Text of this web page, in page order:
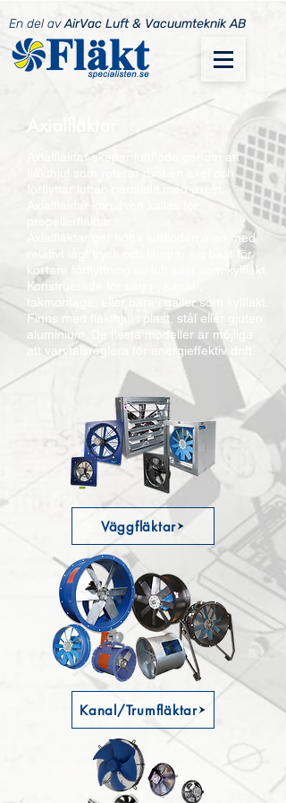
En del avAirVac Luft & Vacuumteknik AB
Axialfläktar
Axialfläktar skapar luftflöde genom ett
fläkthjul som roterar runt en axel och
förflyttar luften parallellt med axeln.
Axialfläktar ger höga luftflöden men med
relativt lågt tryck och lämpar sig bäst för
kortare förflyttning av luft eller som kylfläkt.
Konstruerade för vägg-, kanal-,
takmontage, eller bara i galler som kylfläkt.
Finns med fläkthjul i plast, stål eller gjuten
aluminium. De flesta modeller är möjliga
att varvtalsreglera för energieffektiv drift.
Väggfläktar
Kanal/Trumfläktar